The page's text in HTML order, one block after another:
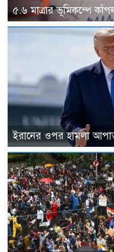
৫.৬ মাত্রার ভূমিকম্পে
ইরানের ওপর হামলা